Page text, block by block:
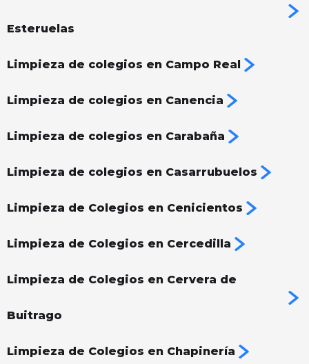
Esteruelas
Limpieza de colegios en Campo Real
Limpieza de colegios en Canencia
Limpieza de colegios en Carabaña
Limpieza de colegios en Casarrubuelos
Limpieza de Colegios en Cenicientos
Limpieza de Colegios en Cercedilla
Limpieza de Colegios en Cervera de
Buitrago
Limpieza de Colegios en Chapinería